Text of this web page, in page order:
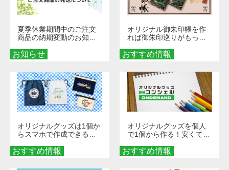
お知らせ
夏季休業期間中のご注文
商品の納期変動のお知ら
おすすめ情報
オリジナル御朱印帳を作
れば御朱印巡りがもっと
ダーメイドする魅力と選
び方
おすすめ情報
オリジナルグッズは1個か
らスマホで作成できる！
くなる巾着＆ポーチ活用
術
おすすめ情報
オリジナルグッズを個人
で1個から作る！安くて簡
秘訣